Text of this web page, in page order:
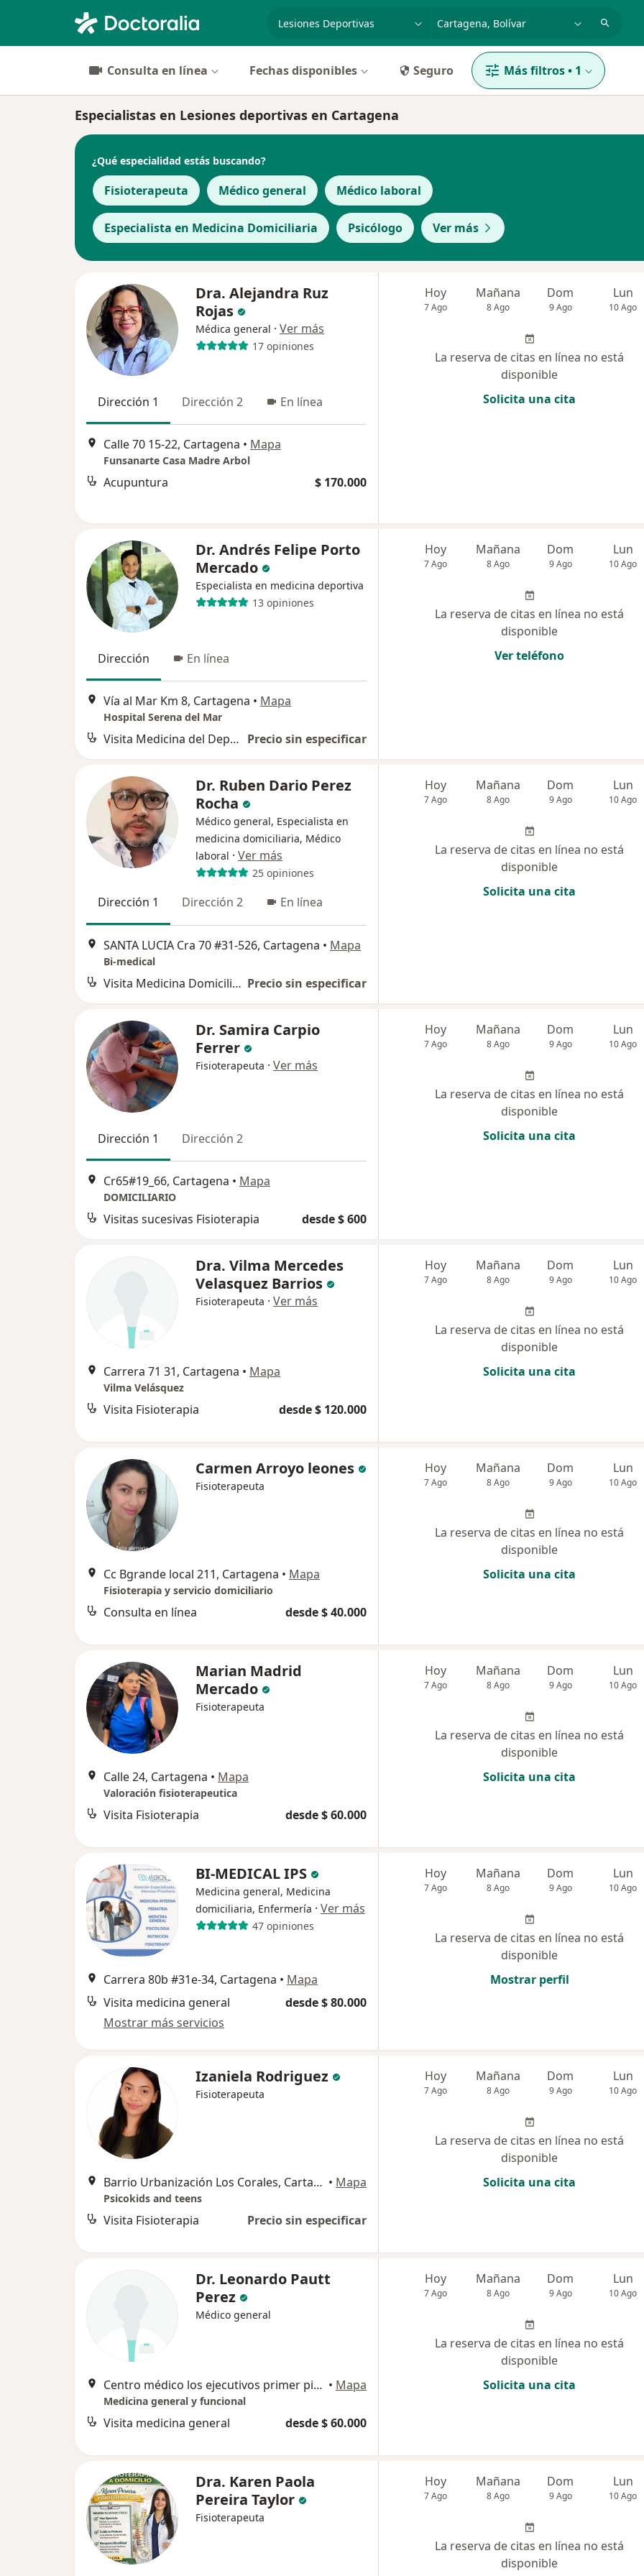
Consulta en línea Fechas disponibles Seguro Más filtros• 1
Especialistas en Lesiones deportivas en Cartagena
¿Qué especialidad estás buscando?
Fisioterapeuta Médico general Médico laboral
Especialista en Medicina Domiciliaria Psicólogo Ver más
Dra. Alejandra Ruz
Rojas
Médica general · Ver más
17 opiniones
Dirección 1 Dirección 2 En línea
Calle 70 15-22, Cartagena • Mapa
Funsanarte Casa Madre Arbol
Acupuntura $ 170.000
Hoy
7 Ago
Mañana
8 Ago
Dom
9 Ago
Lun
10 Ago
La reserva de citas en línea no está
disponible
Solicita una cita
Dr. Andrés Felipe Porto
Mercado
Especialista en medicina deportiva
13 opiniones
Dirección En línea
Vía al Mar Km 8, Cartagena • Mapa
Hospital Serena del Mar
Visita Medicina del Deporte Precio sin especificar
Hoy
7 Ago
Mañana
8 Ago
Dom
9 Ago
Lun
10 Ago
La reserva de citas en línea no está
disponible
Ver teléfono
Dr. Ruben Dario Perez
Rocha
Médico general, Especialista en
medicina domiciliaria, Médico
laboral · Ver más
25 opiniones
Dirección 1 Dirección 2 En línea
SANTA LUCIA Cra 70 #31-526, Cartagena • Mapa
Bi-medical
Visita Medicina Domiciliaria Precio sin especificar
Hoy
7 Ago
Mañana
8 Ago
Dom
9 Ago
Lun
10 Ago
La reserva de citas en línea no está
disponible
Solicita una cita
Dr. Samira Carpio
Ferrer
Fisioterapeuta · Ver más
Dirección 1 Dirección 2
Cr65#19_66, Cartagena • Mapa
DOMICILIARIO
Visitas sucesivas Fisioterapia desde $ 600
Hoy
7 Ago
Mañana
8 Ago
Dom
9 Ago
Lun
10 Ago
La reserva de citas en línea no está
disponible
Solicita una cita
Dra. Vilma Mercedes
Velasquez Barrios
Fisioterapeuta · Ver más
Carrera 71 31, Cartagena • Mapa
Vilma Velásquez
Visita Fisioterapia desde $ 120.000
Hoy
7 Ago
Mañana
8 Ago
Dom
9 Ago
Lun
10 Ago
La reserva de citas en línea no está
disponible
Solicita una cita
Carmen Arroyo leones
Fisioterapeuta
Cc Bgrande local 211, Cartagena • Mapa
Fisioterapia y servicio domiciliario
Consulta en línea desde $ 40.000
Hoy
7 Ago
Mañana
8 Ago
Dom
9 Ago
Lun
10 Ago
La reserva de citas en línea no está
disponible
Solicita una cita
Marian Madrid
Mercado
Fisioterapeuta
Calle 24, Cartagena • Mapa
Valoración fisioterapeutica
Visita Fisioterapia desde $ 60.000
Hoy
7 Ago
Mañana
8 Ago
Dom
9 Ago
Lun
10 Ago
La reserva de citas en línea no está
disponible
Solicita una cita
BI-MEDICAL IPS
Medicina general, Medicina
domiciliaria, Enfermería · Ver más
47 opiniones
Carrera 80b #31e-34, Cartagena • Mapa
Visita medicina general
desde $ 80.000
Mostrar más servicios
Hoy
7 Ago
Mañana
8 Ago
Dom
9 Ago
Lun
10 Ago
La reserva de citas en línea no está
disponible
Mostrar perfil
Izaniela Rodriguez
Fisioterapeuta
Barrio Urbanización Los Corales, Cartagena • Mapa
Psicokids and teens
Visita Fisioterapia Precio sin especificar
Hoy
7 Ago
Mañana
8 Ago
Dom
9 Ago
Lun
10 Ago
La reserva de citas en línea no está
disponible
Solicita una cita
Dr. Leonardo Pautt
Perez
Médico general
Centro médico los ejecutivos primer piso (Virtus), Cartagena • Mapa
Medicina general y funcional
Visita medicina general desde $ 60.000
Hoy
7 Ago
Mañana
8 Ago
Dom
9 Ago
Lun
10 Ago
La reserva de citas en línea no está
disponible
Solicita una cita
Dra. Karen Paola
Pereira Taylor
Fisioterapeuta
Hoy
7 Ago
Mañana
8 Ago
Dom
9 Ago
Lun
10 Ago
La reserva de citas en línea no está
disponible